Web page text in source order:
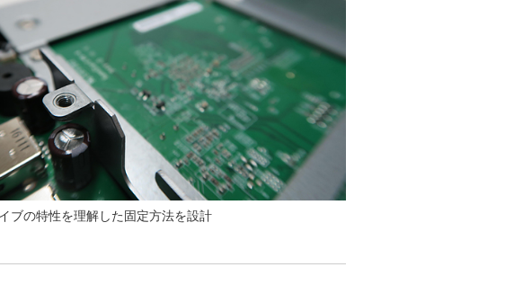
の特性を理解した固定方法を設計